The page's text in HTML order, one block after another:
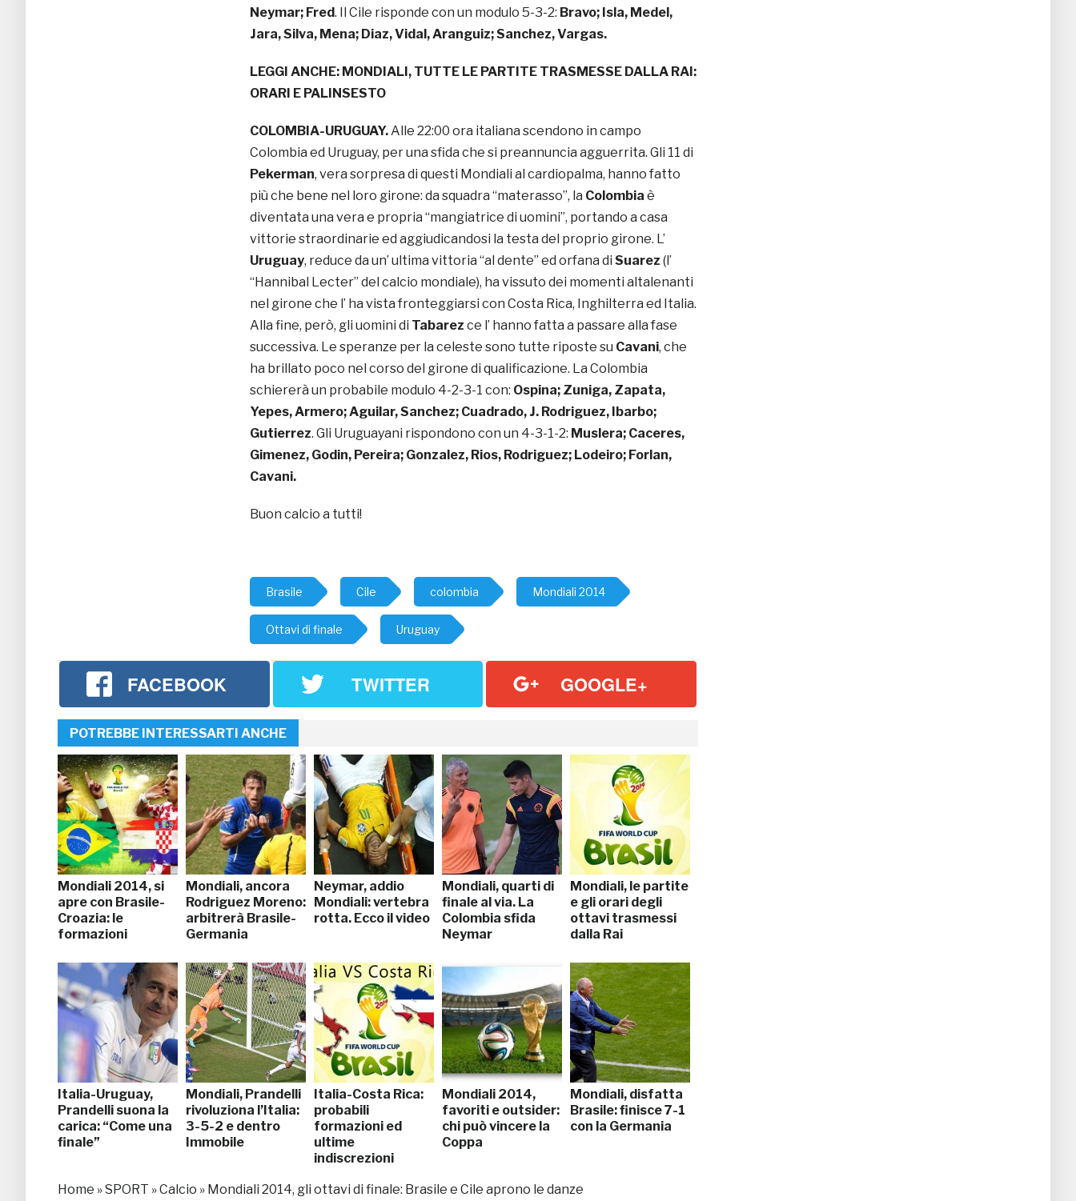
Neymar; Fred. Il Cile risponde con un modulo 5-3-2: Bravo; Isla, Medel,
Jara, Silva, Mena; Diaz, Vidal, Aranguiz; Sanchez, Vargas.
LEGGI ANCHE: MONDIALI, TUTTE LE PARTITE TRASMESSE DALLA RAI:
ORARI E PALINSESTO
COLOMBIA-URUGUAY.Alle 22:00 ora italiana scendono in campo
Colombia ed Uruguay, per una sfida che si preannuncia agguerrita. Gli 11 di
Pekerman, vera sorpresa di questi Mondiali al cardiopalma, hanno fatto
più che bene nel loro girone: da squadra “materasso”, la Colombia è
diventata una vera e propria “mangiatrice di uomini”, portando a casa
vittorie straordinarie ed aggiudicandosi la testa del proprio girone. L’
Uruguay, reduce da un’ ultima vittoria “al dente” ed orfana di Suarez (l’
“Hannibal Lecter” del calcio mondiale), ha vissuto dei momenti altalenanti
nel girone che l’ ha vista fronteggiarsi con Costa Rica, Inghilterra ed Italia.
Alla fine, però, gli uomini di Tabarez ce l’ hanno fatta a passare alla fase
successiva. Le speranze per la celeste sono tutte riposte su Cavani, che
ha brillato poco nel corso del girone di qualificazione. La Colombia
schiererà un probabile modulo 4-2-3-1 con: Ospina; Zuniga, Zapata,
Yepes, Armero; Aguilar, Sanchez; Cuadrado, J. Rodriguez, Ibarbo;
Gutierrez. Gli Uruguayani rispondono con un 4-3-1-2: Muslera; Caceres,
Gimenez, Godin, Pereira; Gonzalez, Rios, Rodriguez; Lodeiro; Forlan,
Cavani.
Buon calcio a tutti!
Brasile Cile colombia Mondiali 2014
Ottavi di finale Uruguay
FACEBOOK TWITTER GOOGLE+
POTREBBE INTERESSARTI ANCHE
Mondiali 2014, si
apre con Brasile-
Croazia: le
formazioni
Mondiali, ancora
Rodriguez Moreno:
arbitrerà Brasile-
Germania
Neymar, addio
Mondiali: vertebra
rotta. Ecco il video
Mondiali, quarti di
finale al via. La
Colombia sfida
Neymar
Mondiali, le partite
e gli orari degli
ottavi trasmessi
dalla Rai
Italia-Uruguay,
Prandelli suona la
carica: “Come una
finale”
Mondiali, Prandelli
rivoluziona l’Italia:
3-5-2 e dentro
Immobile
Italia-Costa Rica:
probabili
formazioni ed
ultime
indiscrezioni
Mondiali 2014,
favoriti e outsider:
chi può vincere la
Coppa
Mondiali, disfatta
Brasile: finisce 7-1
con la Germania
Home »SPORT »Calcio » Mondiali 2014, gli ottavi di finale: Brasile e Cile aprono le danze